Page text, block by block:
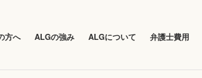
方へ ALGの強み ALGについて 弁護士費用